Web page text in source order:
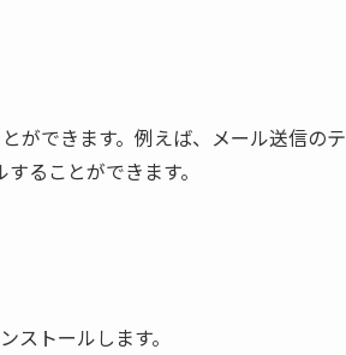
ができます。例えば、メール送信のテ
ることができます。
トールします。